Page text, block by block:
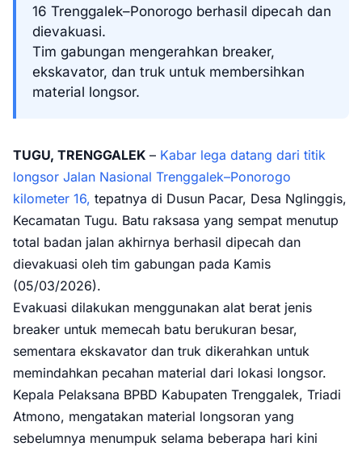
16 Trenggalek–Ponorogo berhasil dipecah dan
dievakuasi.
Tim gabungan mengerahkan breaker,
ekskavator, dan truk untuk membersihkan
material longsor.
TUGU, TRENGGALEK – Kabar lega datang dari titik
longsor Jalan Nasional Trenggalek–Ponorogo
kilometer 16, tepatnya di Dusun Pacar, Desa Nglinggis,
Kecamatan Tugu. Batu raksasa yang sempat menutup
total badan jalan akhirnya berhasil dipecah dan
dievakuasi oleh tim gabungan pada Kamis
(05/03/2026).
Evakuasi dilakukan menggunakan alat berat jenis
breaker untuk memecah batu berukuran besar,
sementara ekskavator dan truk dikerahkan untuk
memindahkan pecahan material dari lokasi longsor.
Kepala Pelaksana BPBD Kabupaten Trenggalek, Triadi
Atmono, mengatakan material longsoran yang
sebelumnya menumpuk selama beberapa hari kini